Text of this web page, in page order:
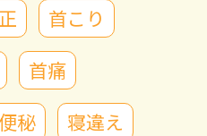
首こり
首痛
便秘
寝違え